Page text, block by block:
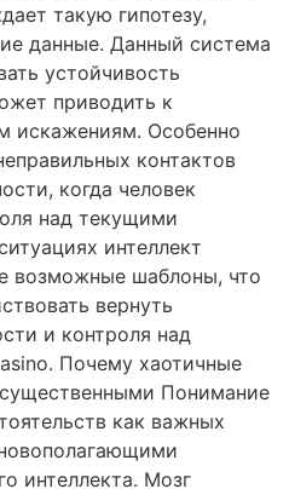
такую гипотезу,
данные. Данный система
устойчивость
приводить к
искажениям. Особенно
контактов
когда человек
над текущими
интеллект
возможные шаблоны, что
вернуть
и контроля над
Почему хаотичные
Понимание
как важных
интеллекта. Мозг